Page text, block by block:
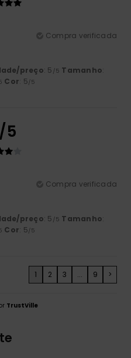
Compra verificada
preço: 5 /5 Tamanho:
Cor: 5/5
/5
Compra verificada
preço: 5 /5 Tamanho:
Cor: 5/5
1 2 3 ... 9 >
TrustVille